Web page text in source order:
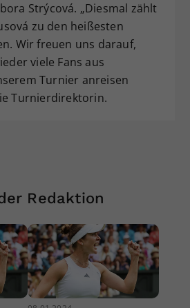
Strýcová. „Diesmal zählt
zu den heißesten
Wir freuen uns darauf,
viele Fans aus
Turnier anreisen
Turnierdirektorin.
Redaktion